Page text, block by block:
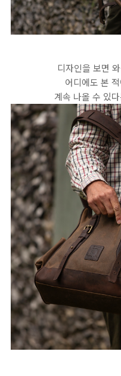
디자인을 보면
어디에도 본
계속 나올 수 있